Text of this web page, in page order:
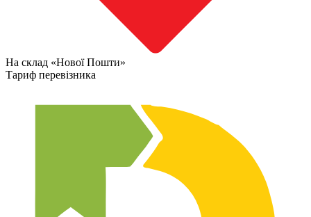
На склад «Нової Пошти»
Тариф перевізника